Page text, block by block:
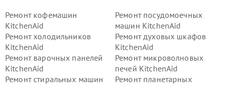
Ремонт кофемашин
KitchenAid
Ремонт посудомоечных
машин KitchenAid
Ремонт холодильников
KitchenAid
Ремонт духовых шкафов
KitchenAid
Ремонт варочных панелей
KitchenAid
Ремонт микроволновых
печей KitchenAid
Ремонт стиральных машин
Ремонт планетарных